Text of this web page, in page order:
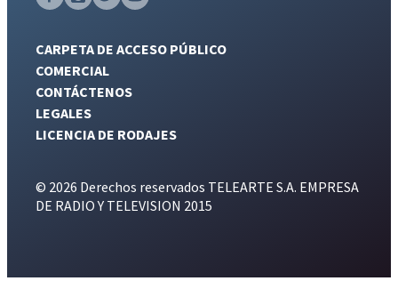
CARPETA DE ACCESO PÚBLICO
COMERCIAL
CONTÁCTENOS
LEGALES
LICENCIA DE RODAJES
© 2026 Derechos reservados TELEARTE S.A. EMPRESA
DE RADIO Y TELEVISION 2015